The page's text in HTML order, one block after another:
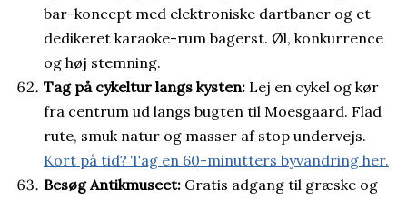
bar-koncept med elektroniske dartbaner og et
dedikeret karaoke-rum bagerst. Øl, konkurrence
og høj stemning.
Tag på cykeltur langs kysten: Lej en cykel og kør
fra centrum ud langs bugten til Moesgaard. Flad
rute, smuk natur og masser af stop undervejs.
Kort på tid? Tag en 60-minutters byvandring her.
Besøg Antikmuseet: Gratis adgang til græske og